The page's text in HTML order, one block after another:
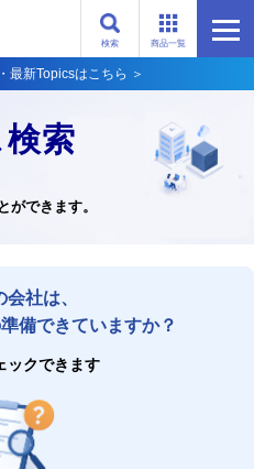
商品一覧
検索
最新Topicsはこちら ＞
索
ができます。
社は、
備できていますか？
ックできます